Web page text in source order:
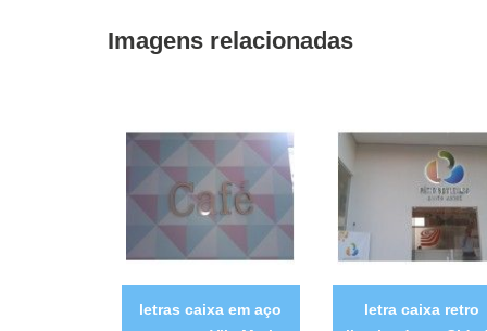
Imagens relacionadas
letras caixa em aço
letra caixa retro